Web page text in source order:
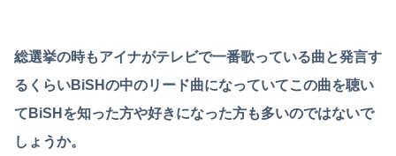
総選挙の時もアイナがテレビで一番歌っている曲と発言す
るくらいBiSHの中のリード曲になっていてこの曲を聴い
てBiSHを知った方や好きになった方も多いのではないで
しょうか。